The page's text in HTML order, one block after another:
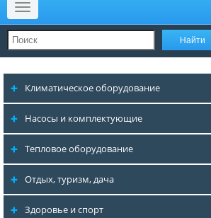
Меню
Климатическое оборудование
Насосы и комплектующие
Тепловое оборудование
Отдых, туризм, дача
Здоровье и спорт